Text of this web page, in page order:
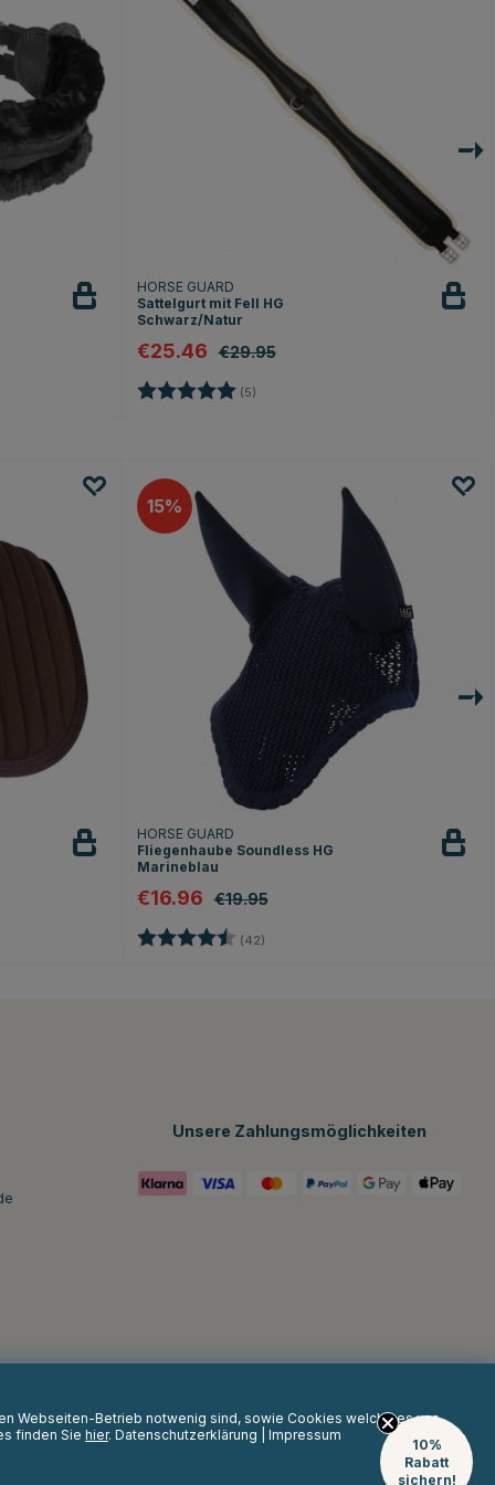
HORSE GUARD
Sattelgurt mit Fell HG
Schwarz/Natur
€25.46 €29.95
Bewertung: (5)
15
HORSE GUARD
Fliegenhaube Soundless HG
Marineblau
€16.96 €19.95
Bewertung: (42)
Unsere Zahlungsmöglichkeiten
Webseiten-Betrieb notwenig sind, sowie Cookies welche es uns
finden Sie hier. Datenschutzerklärung Impressum
10%
Rabatt
sichern!